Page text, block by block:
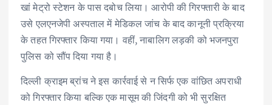
खां मेट्रो स्टेशन के पास दबोच लिया। आरोपी की गिरफ्तारी के बाद
उसे एलएनजेपी अस्पताल में मेडिकल जांच के बाद कानूनी प्रक्रिया
के तहत गिरफ्तार किया गया। वहीं, नाबालिग लड़की को भजनपुरा
पुलिस को सौंप दिया गया है।
दिल्ली क्राइम ब्रांच ने इस कार्रवाई से न सिर्फ एक वांछित अपराधी
को गिरफ्तार किया बल्कि एक मासूम की जिंदगी को भी सुरक्षित